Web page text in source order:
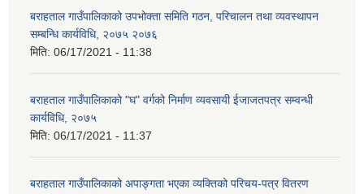
बराहताल गाउँपालिकाको उपभोक्ता समिति गठन, परिचालन तथा व्यवस्थापन
सम्बन्धि कार्यविधि, २०७५ २०७६
मिति: 06/17/2021 - 11:38
बराहताल गाउँपालिकाको "घ" वर्गको निर्माण व्यवसायी ईजाजतपत्र सम्वन्धी
कार्यविधि, २०७५
मिति: 06/17/2021 - 11:37
बराहताल गाउँपालिकाको अपाङ्गता भएका व्यक्तिको परिचय-पत्र वितरण